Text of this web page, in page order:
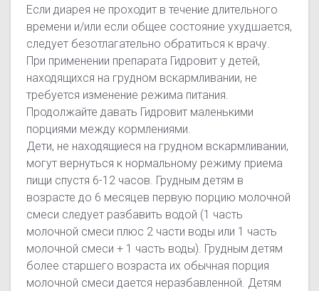
Если диарея не проходит в течение длительного
времени и/или если общее состояние ухудшается,
следует безотлагательно обратиться к врачу.
При применении препарата Гидровит у детей,
находящихся на грудном вскармливании, не
требуется изменение режима питания.
Продолжайте давать Гидровит маленькими
порциями между кормлениями.
Дети, не находящиеся на грудном вскармливании,
могут вернуться к нормальному режиму приема
пищи спустя 6-12 часов. Грудным детям в
возрасте до 6 месяцев первую порцию молочной
смеси следует разбавить водой (1 часть
молочной смеси плюс 2 части воды или 1 часть
молочной смеси + 1 часть воды). Грудным детям
более старшего возраста их обычная порция
молочной смеси дается неразбавленной. Детям